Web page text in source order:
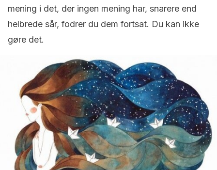
mening i det, der ingen mening har, snarere end
helbrede sår, fodrer du dem fortsat. Du kan ikke
gøre det.